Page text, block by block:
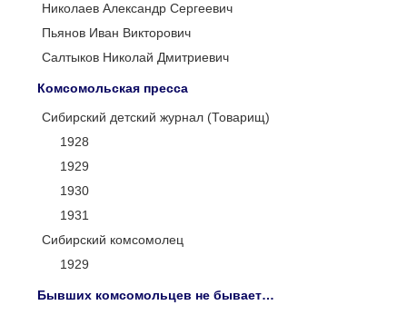
Николаев Александр Сергеевич
Пьянов Иван Викторович
Салтыков Николай Дмитриевич
Комсомольская пресса
Сибирский детский журнал (Товарищ)
1928
1929
1930
1931
Сибирский комсомолец
1929
Бывших комсомольцев не бывает…